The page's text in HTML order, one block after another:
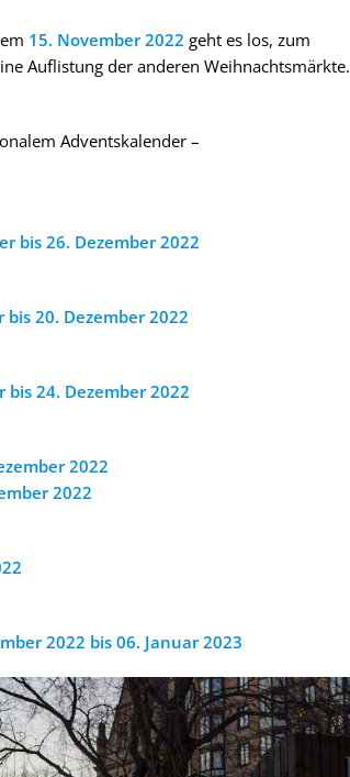
15. November 2022 geht es los, zum
Auflistung der anderen Weihnachtsmärkte.
Adventskalender –
bis 26. Dezember 2022
bis 20. Dezember 2022
bis 24. Dezember 2022
2022
2022
2022 bis 06. Januar 2023